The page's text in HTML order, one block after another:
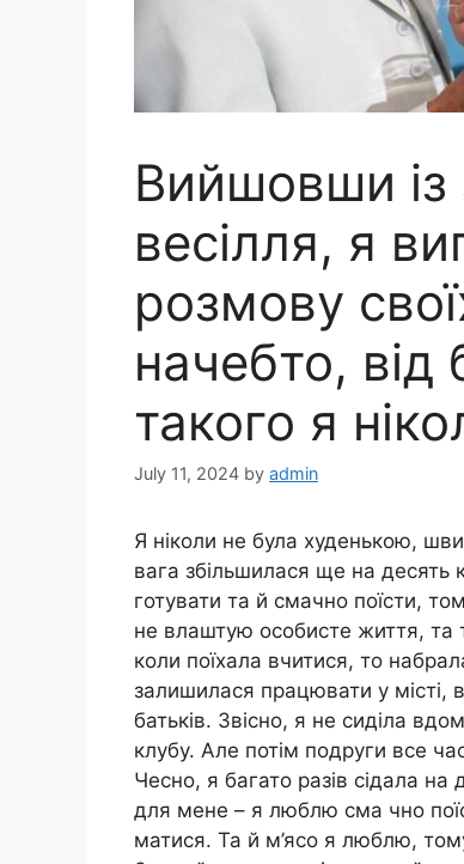
Вийшовши
весілля, я
розмову
начебто,
такого я
July 11, 2024 by admin
Я ніколи не була худенькою,
вага збільшилася ще на десять
готувати та й смачно поїсти,
не влаштую особисте життя, та
коли поїхала вчитися, то
залишилася працювати у місті,
батьків. Звісно, я не сиділа
клубу. Але потім подруги все
Чесно, я багато разів сідала
для мене – я люблю сма чно
матися. Та й м’ясо я люблю,